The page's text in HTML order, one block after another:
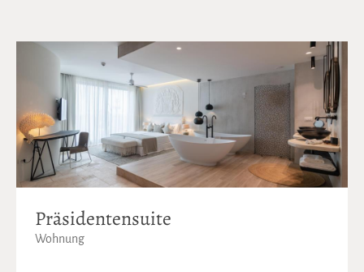
Präsidentensuite
Wohnung